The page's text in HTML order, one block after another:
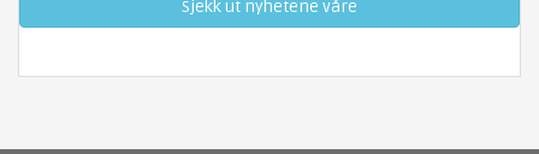
Sjekk ut nyhetene våre